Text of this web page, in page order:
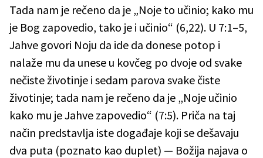
Tada nam je rečeno da je „Noje to učinio; kako mu
je Bog zapovedio, tako je i učinio“ (6,22). U 7:1–5,
Jahve govori Noju da ide da donese potop i
nalaže mu da unese u kovčeg po dvoje od svake
nečiste životinje i sedam parova svake čiste
životinje; tada nam je rečeno da je „Noje učinio
kako mu je Jahve zapovedio“ (7:5). Priča na taj
način predstavlja iste događaje koji se dešavaju
dva puta (poznato kao duplet) — Božija najava o